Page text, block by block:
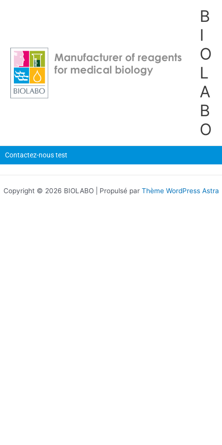
B
I
O
L
A
B
O
Contactez-nous test
Copyright © 2026 BIOLABO | Propulsé par Thème WordPress Astra